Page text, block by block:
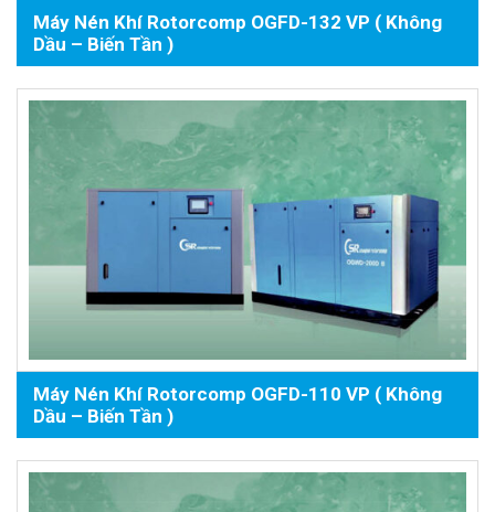
Máy Nén Khí Rotorcomp OGFD-132 VP ( Không
Dầu – Biến Tần )
Máy Nén Khí Rotorcomp OGFD-110 VP ( Không
Dầu – Biến Tần )